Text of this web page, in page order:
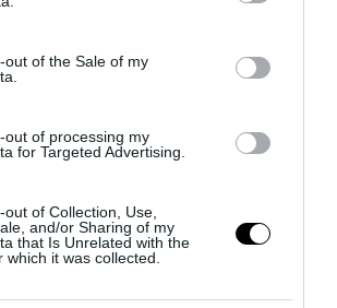
to Google and its third-party tags to
below specified purposes in below Google
out of the Sale of my
out of processing my
for Targeted Advertising.
of Collection, Use,
and/or Sharing of my
that Is Unrelated with the
which it was collected.
il Copasir riconosce all’antifascismo il
veto del disordine
6 Agosto 2026